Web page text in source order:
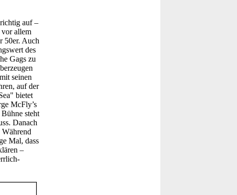
auf –
allem
50er. Auch
des
Gags zu
seinen
auf der
bietet
McFly’s
steht
Danach
Mal, dass
–